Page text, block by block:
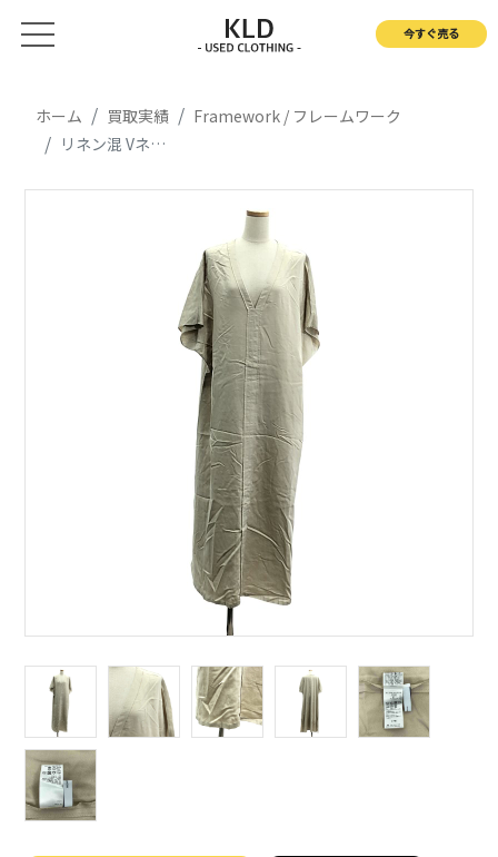
今すぐ売る
ホーム 買取実績
Framework / フレームワーク
リネン混 Vネック ドルマンスリーブ ワンピース